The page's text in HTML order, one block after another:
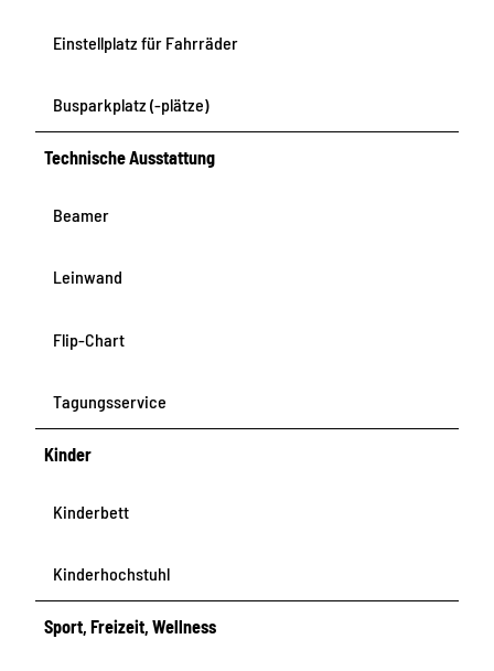
Einstellplatz für Fahrräder
Busparkplatz (-plätze)
Technische Ausstattung
Beamer
Leinwand
Flip-Chart
Tagungsservice
Kinder
Kinderbett
Kinderhochstuhl
Sport, Freizeit, Wellness